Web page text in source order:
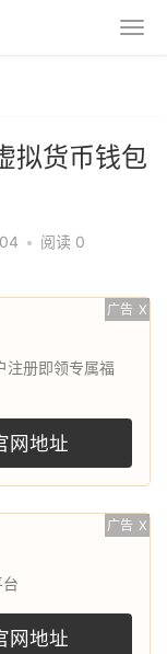
拟货币钱包
• 阅读 0
广告 X
注册即领专属福
网地址
广告 X
网地址